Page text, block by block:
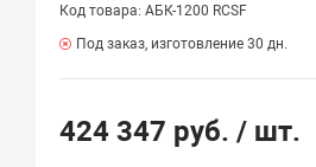
Код товара: АБК-1200 RCSF
Под заказ, изготовление 30 дн.
424 347 руб./ шт.